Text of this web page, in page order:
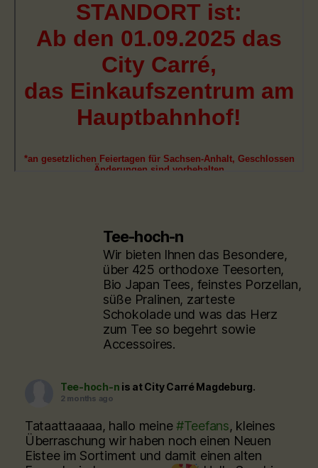
Tee-hoch-n
Wir bieten Ihnen das Besondere,
über 425 orthodoxe Teesorten,
Bio Japan Tees, feinstes Porzellan,
süße Pralinen, zarteste
Schokolade und was das Herz
zum Tee so begehrt sowie
Accessoires.
Tee-hoch-n is at City Carré Magdeburg.
2 months ago
Tataattaaaaa, hallo meine#Teefans, kleines
Überraschung wir haben noch einen Neuen
Eistee im Sortiment und damit einen alten